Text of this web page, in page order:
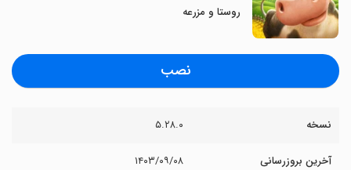
روستا و مزرعه
نصب
نسخه ۵.۲۸.۰
آخرین بروزرسانی ۱۴۰۳/۰۹/۰۸